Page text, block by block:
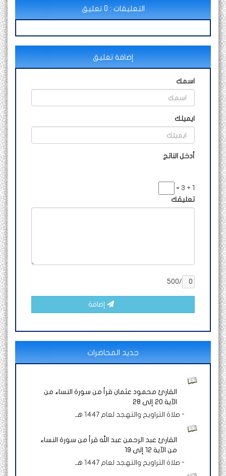
التعليقات : 0 تعليق
إضافة تعليق
اسمك
ايميلك
أدخل الناتج
1 + 3 =
تعليقك
/500
إضافة
جديد المحاضرات
القارئ محمود عثمان قرأ من سورة النساء من
الآية 20 إلى 28
- صلاة التراويح والتهجد لعام 1447 هـ
القارئ عبد الرحمن عبد الله قرأ من سورة النساء
من الآية 12 إلى 19
- صلاة التراويح والتهجد لعام 1447 هـ